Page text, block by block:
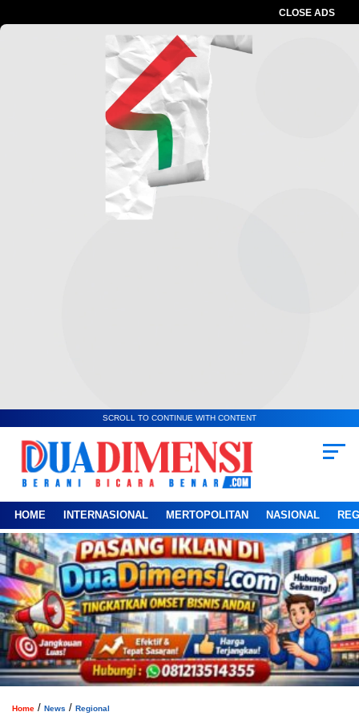
CLOSE ADS
SCROLL TO CONTINUE WITH CONTENT
HOME INTERNASIONAL MERTOPOLITAN NASIONAL
Home / News / Regional
Advertesment